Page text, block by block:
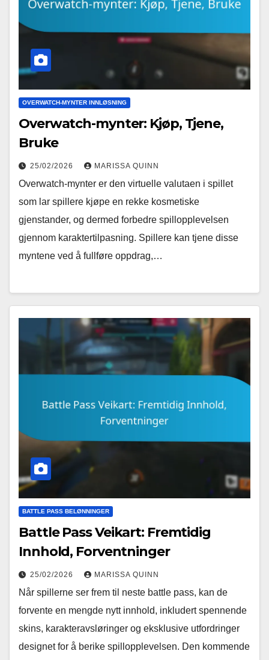
OVERWATCH-MYNTER INNLØSNING
Overwatch-mynter: Kjøp, Tjene,
Bruke
25/02/2026 MARISSA QUINN
Overwatch-mynter er den virtuelle valutaen i spillet
som lar spillere kjøpe en rekke kosmetiske
gjenstander, og dermed forbedre spillopplevelsen
gjennom karaktertilpasning. Spillere kan tjene disse
myntene ved å fullføre oppdrag,…
BATTLE PASS BELØNNINGER
Battle Pass Veikart: Fremtidig
Innhold, Forventninger
25/02/2026 MARISSA QUINN
Når spillerne ser frem til neste battle pass, kan de
forvente en mengde nytt innhold, inkludert spennende
skins, karakteravsløringer og eksklusive utfordringer
designet for å berike spillopplevelsen. Den kommende